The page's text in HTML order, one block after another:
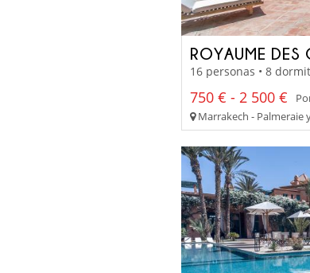
ROYAUME DES
16 personas • 8
750 € - 2 500 €
Marrakech - Palmeraie